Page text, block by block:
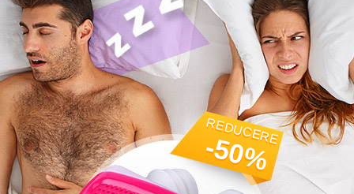
REDUCERE
-50%